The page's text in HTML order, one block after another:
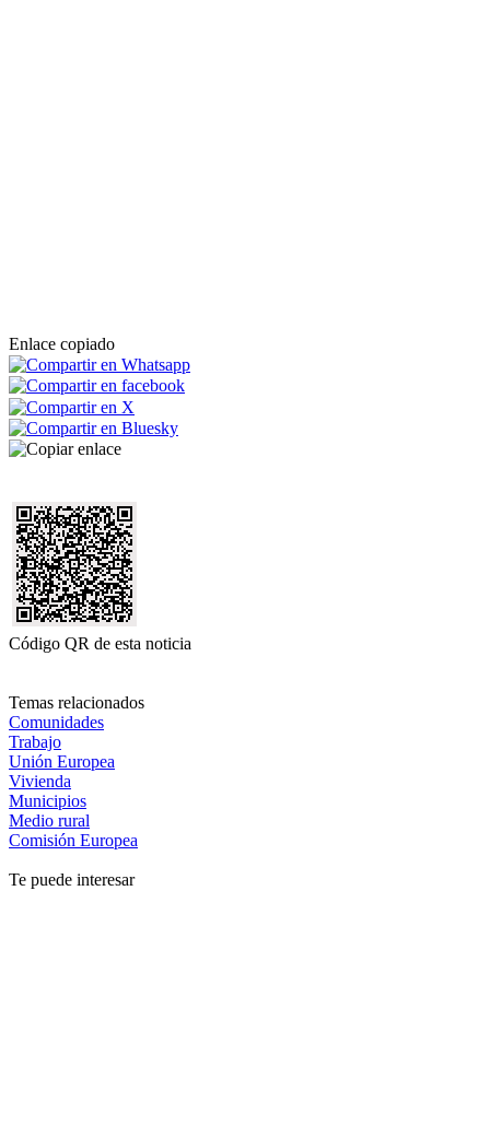
Enlace copiado
Código QR de esta noticia
Temas relacionados
Comunidades
Trabajo
Unión Europea
Vivienda
Municipios
Medio rural
Comisión Europea
Te puede interesar